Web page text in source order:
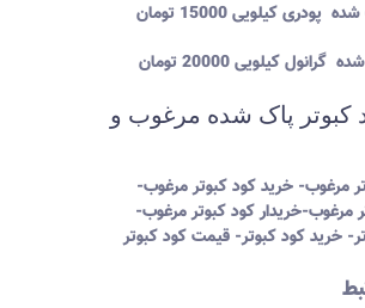
کیلویی 20000 تومان
کبوتر پاک شده مرغوب و
مرغوب- خرید کود کبوتر مرغوب-
مرغوب-خریدار کود کبوتر مرغوب-
خرید کود کبوتر- قیمت کود کبوتر